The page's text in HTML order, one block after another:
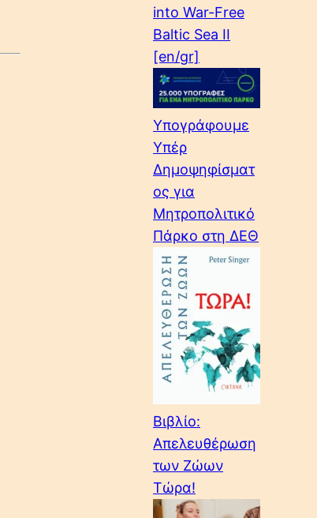
into War-Free
Baltic Sea II
[en/gr]
Υπογράφουμε
Υπέρ
Δημοψηφίσματ
ος για
Μητροπολιτικό
Πάρκο στη ΔΕΘ
Βιβλίο:
Απελευθέρωση
των Ζώων
Τώρα!